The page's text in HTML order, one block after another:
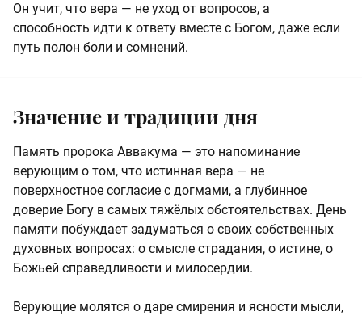
Он учит, что вера — не уход от вопросов, а
способность идти к ответу вместе с Богом, даже если
путь полон боли и сомнений.
Значение и традиции дня
Память пророка Аввакума — это напоминание
верующим о том, что истинная вера — не
поверхностное согласие с догмами, а глубинное
доверие Богу в самых тяжёлых обстоятельствах. День
памяти побуждает задуматься о своих собственных
духовных вопросах: о смысле страдания, о истине, о
Божьей справедливости и милосердии.
Верующие молятся о даре смирения и ясности мысли,